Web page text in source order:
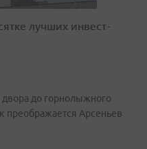
лучших инвест-
двора до горнолыжного
преображается Арсеньев